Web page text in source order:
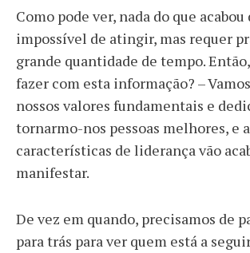
Como pode ver, nada do que acabou
impossível de atingir, mas requer
grande quantidade de tempo.
fazer com esta informação? –
nossos valores fundamentais e
tornarmo-nos pessoas melhores, e
características de liderança vão
manifestar.
De vez em quando, precisamos de
para trás para ver quem está a